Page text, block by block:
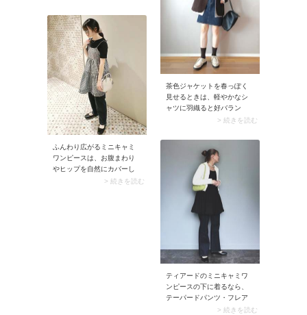
ため髪がつぶれず、おしゃ
れにまとまりますよ。
るから、大人も気負いなく
着られます。黒キャミワン
ピースを引き立てるべく、
インナーにはすっきりとし
た白のロンT（長袖Tシャ
ツ）をセレクト。スニーカ
ーで抜け感をプラスする
と、こなれた大人カジュア
ルに仕上がりますよ。
茶色ジャケットを春っぽく
見せるときは、軽やかなシ
ャツに羽織ると好バラン
ス。加えてシャツからブル
をチラリと覗かせれば、季
節感と今っぽさがグッと高
まります。デニムスカート
にショートソックスを合わ
せてグッドガール風にスタ
イリングするのが今の気
> 続きを読む
ふんわり広がるミニキャミ
ワンピースは、お腹まわり
やヒップを自然にカバーし
てくれるのが魅力。インナ
> 続きを読む
ティアードのミニキャミワ
ンピースの下に着るなら、
テーパードパンツ・フレア
パンツがイチ押し。という
> 続きを読む